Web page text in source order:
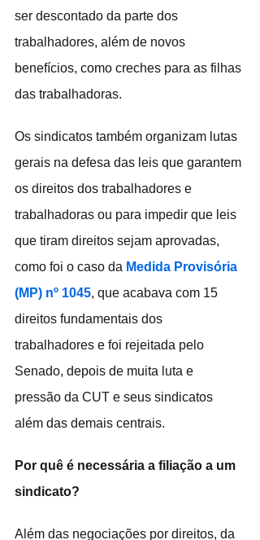
ser descontado da parte dos
trabalhadores, além de novos
benefícios, como creches para as filhas
das trabalhadoras.
Os sindicatos também organizam lutas
gerais na defesa das leis que garantem
os direitos dos trabalhadores e
trabalhadoras ou para impedir que leis
que tiram direitos sejam aprovadas,
como foi o caso da Medida Provisória
(MP) nº 1045, que acabava com 15
direitos fundamentais dos
trabalhadores e foi rejeitada pelo
Senado, depois de muita luta e
pressão da CUT e seus sindicatos
além das demais centrais.
Por quê é necessária a filiação a um
sindicato?
Além das negociações por direitos, da